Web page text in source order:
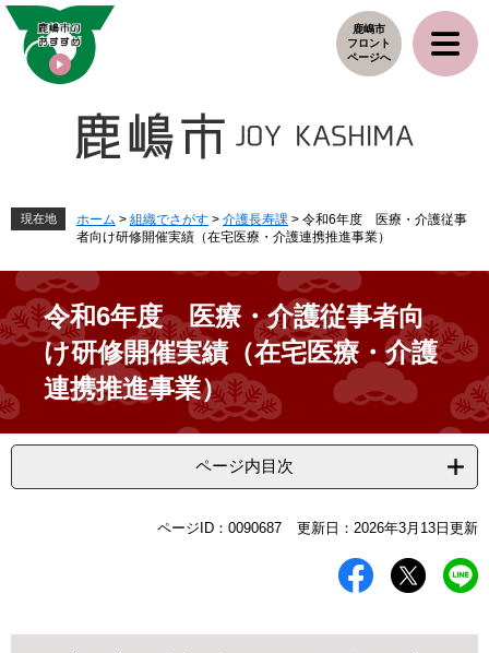
ペ
メ
鹿嶋市
フロント
ページへ
現在地 ホーム > 組織でさがす > 介護長寿課 > 令和6年度 医療・介護従事
者向け研修開催実績（在宅医療・介護連携推進事業）
令和6年度 医療・介護従事者向
け研修開催実績（在宅医療・介護
連携推進事業）
ページ内目次
ページID：0090687 更新日：2026年3月13日更新